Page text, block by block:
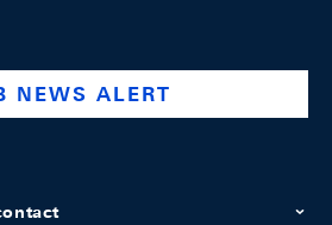
company/swiss-
www.youtube.com/
NEWS ALERT